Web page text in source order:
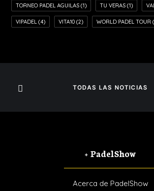
TORNEO PADEL AGUILAS(1) TU VERAS(1)
VIPADEL(4) VITA10(2) WORLD PADEL TOUR
TODAS LAS NOTICIAS
+ PadelShow
Acerca de PadelShow